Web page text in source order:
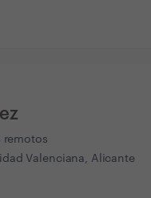
remotos
Valenciana, Alicante